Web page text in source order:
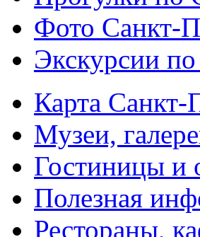
Фото Санкт-
Экскурсии
Карта Санкт-
Музеи,
Гостиницы и
Полезная
Рестораны,